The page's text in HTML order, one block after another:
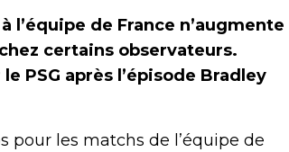
l’équipe de France n’augmente
certains observateurs.
PSG après l’épisode Bradley
les matchs de l’équipe de